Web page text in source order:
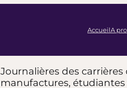
AccueilA
Journalières des
manufactures, étudiantes